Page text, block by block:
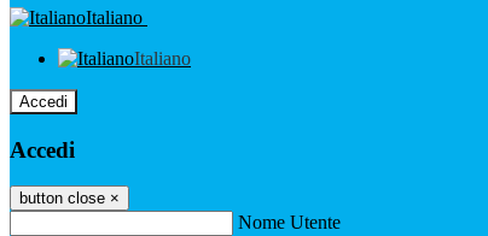
Italiano
Italiano
Accedi
Accedi
button close ×
Nome Utente